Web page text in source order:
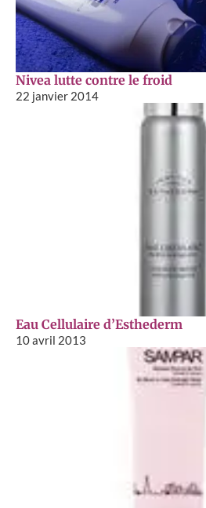
Nivea lutte contre le froid
22 janvier 2014
Eau Cellulaire d’Esthederm
10 avril 2013